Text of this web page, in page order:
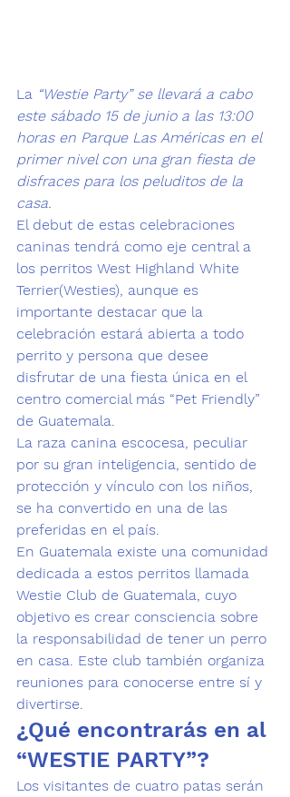
La “Westie Party” se llevará a cabo
este sábado 15 de junio a las 13:00
horas en Parque Las Américas en el
primer nivel con una gran fiesta de
disfraces para los peluditos de la
casa.
El debut de estas celebraciones
caninas tendrá como eje central a
los perritos West Highland White
Terrier(Westies), aunque es
importante destacar que la
celebración estará abierta a todo
perrito y persona que desee
disfrutar de una fiesta única en el
centro comercial más “Pet Friendly”
de Guatemala.
La raza canina escocesa, peculiar
por su gran inteligencia, sentido de
protección y vínculo con los niños,
se ha convertido en una de las
preferidas en el país.
En Guatemala existe una comunidad
dedicada a estos perritos llamada
Westie Club de Guatemala , cuyo
objetivo es crear consciencia sobre
la responsabilidad de tener un perro
en casa . Este club también organiza
reuniones para conocerse entre sí y
divertirse.
¿Qué encontrarás en al
“WESTIE PARTY”?
Los visitantes de cuatro patas serán